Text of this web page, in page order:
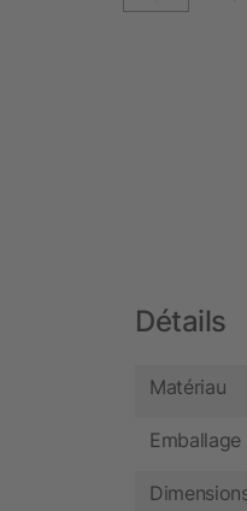
Détails
Matériau
Emballage